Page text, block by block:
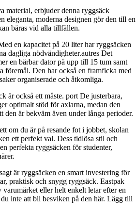
material, erbjuder denna ryggsäck
eleganta, moderna designen gör den till en
bäras vid alla tillfällen.
en kapacitet på 20 liter har ryggsäcken
dagliga nödvändigheter.autres Det
en bärbar dator på upp till 15 tum samt
föremål. Den har också en framficka med
organiserade och åtkomliga.
är också ett måste. port De justerbara,
optimalt stöd för axlarna, medan den
den är bekväm även under långa perioder.
om du är på resande fot i jobbet, skolan
ett perfekt val. Dess tidlösa stil och
perfekta ryggsäcken för studenter,
är ryggsäcken en smart investering för
praktisk och snygg ryggsäck. Eastpak
varumärket eller helt enkelt letar efter en
inte att bli besviken på den här. Lägg till